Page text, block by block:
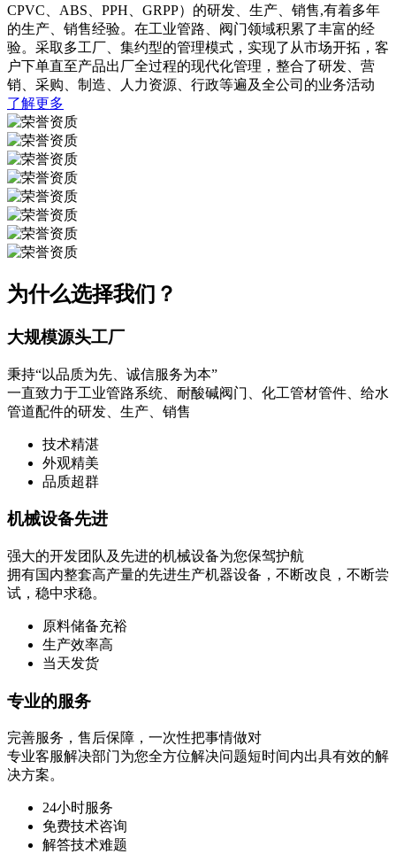
CPVC、ABS、PPH、GRPP）的研发、生产、销售,有着多年
的生产、销售经验。在工业管路、阀门领域积累了丰富的经
验。采取多工厂、集约型的管理模式，实现了从市场开拓，客
户下单直至产品出厂全过程的现代化管理，整合了研发、营
销、采购、制造、人力资源、行政等遍及全公司的业务活动
了解更多
为什么选择我们？
大规模源头工厂
秉持“以品质为先、诚信服务为本”
一直致力于工业管路系统、耐酸碱阀门、化工管材管件、给水
管道配件的研发、生产、销售
技术精湛
外观精美
品质超群
机械设备先进
强大的开发团队及先进的机械设备为您保驾护航
拥有国内整套高产量的先进生产机器设备，不断改良，不断尝
试，稳中求稳。
原料储备充裕
生产效率高
当天发货
专业的服务
完善服务，售后保障，一次性把事情做对
专业客服解决部门为您全方位解决问题短时间内出具有效的解
决方案。
24小时服务
免费技术咨询
解答技术难题